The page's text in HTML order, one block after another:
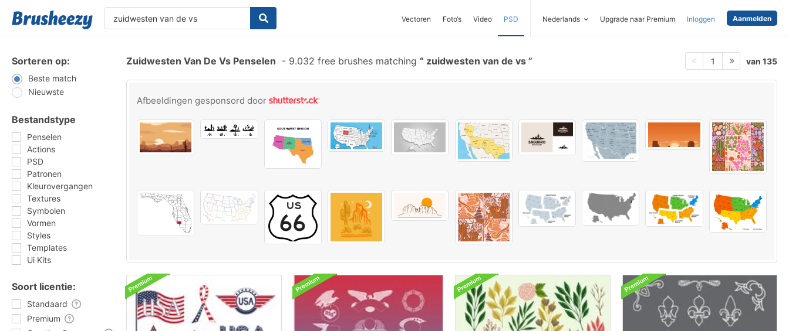
Vectoren Foto‘s Video PSD Nederlands Upgrade naar Premium Inloggen Aanmelden
Sorteren op:
Beste match
Nieuwste
Bestandstype
Penselen
Actions
PSD
Patronen
Kleurovergangen
Textures
Symbolen
Vormen
Styles
Templates
Ui Kits
Soort licentie:
Standaard
Premium
Zuidwesten Van De Vs Penselen - 9.032 free brushes matching zuidwesten van de vs 1 van 135
Afbeeldingen gesponsord door